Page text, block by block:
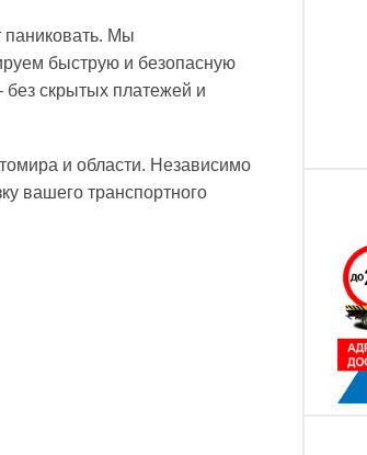
паниковать. Мы
быструю и безопасную
скрытых платежей и
и области. Независимо
вашего транспортного